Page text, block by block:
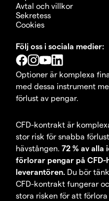
Avtal och villkor
Sekretess
Cookies
Följ oss i sociala medier:
Optioner är komplexa
med dessa instrument
förlust av pengar.
CFD-kontrakt är
stor risk för snabba
hävstången. 72 % av alla
förlorar pengar på CFD-
leverantören. Du bör
CFD-kontrakt fungerar
stora risken för att